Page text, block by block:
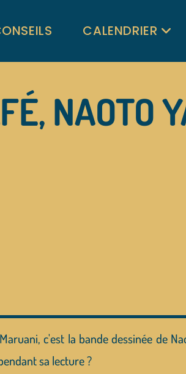
CALENDRIER
NAOTO
c'est la bande dessinée de
sa lecture ?